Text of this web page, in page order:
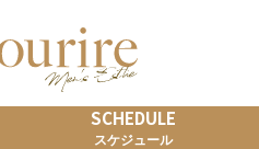
SCHEDULE
スケジュール